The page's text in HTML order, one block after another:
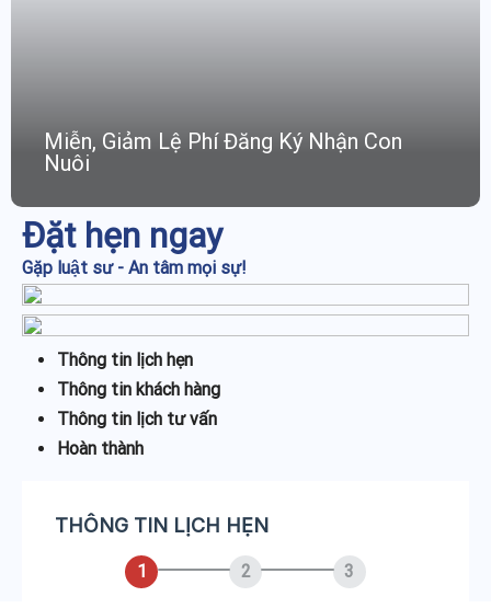
Miễn, Giảm Lệ Phí Đăng Ký Nhận Con
Nuôi
Đặt hẹn ngay
Gặp luật sư - An tâm mọi sự!
Thông tin lịch hẹn
Thông tin khách hàng
Thông tin lịch tư vấn
Hoàn thành
THÔNG TIN LỊCH HẸN
1 2 3